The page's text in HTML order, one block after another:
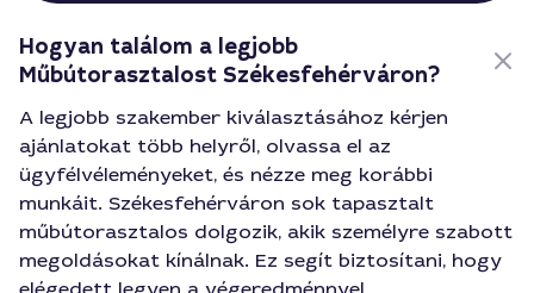
Hogyan találom a legjobb
Műbútorasztalost Székesfehérváron?
A legjobb szakember kiválasztásához kérjen
ajánlatokat több helyről, olvassa el az
ügyfélvéleményeket, és nézze meg korábbi
munkáit. Székesfehérváron sok tapasztalt
műbútorasztalos dolgozik, akik személyre szabott
megoldásokat kínálnak. Ez segít biztosítani, hogy